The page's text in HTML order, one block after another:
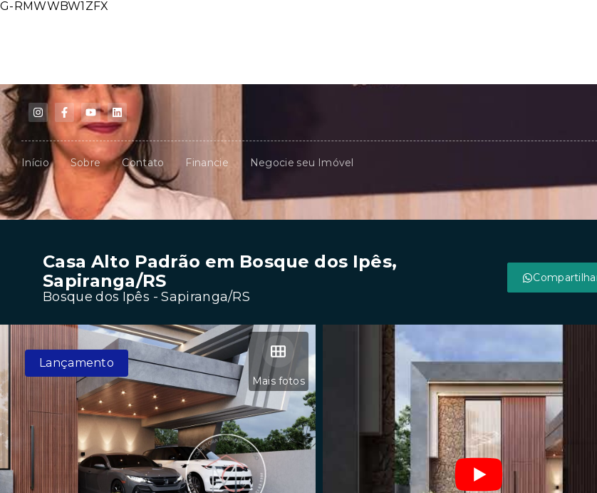
G-RMWWBW1ZFX
Início Sobre Contato Financie Negocie seu Imóvel
Casa Alto Padrão em Bosque dos Ipês,
Sapiranga/RS
Bosque dos Ipês - Sapiranga/RS
Mais fotos
Lançamento